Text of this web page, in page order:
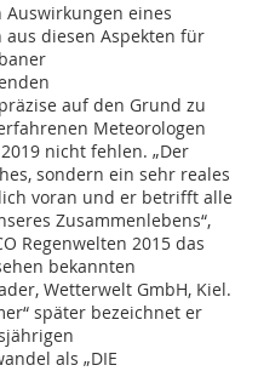
eines
diesen Aspekten für
auf den Grund zu
Meteorologen
nicht fehlen. „Der
sondern ein sehr reales
voran und er betrifft alle
Zusammenlebens“,
Regenwelten 2015 das
bekannten
Wetterwelt GmbH, Kiel.
später bezeichnet er
als „DIE